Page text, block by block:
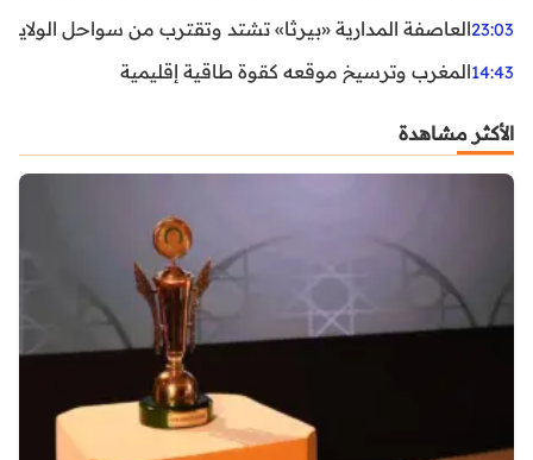
23:03العاصفة المدارية «بيرثا» تشتد وتقترب من سواحل
14:43المغرب وترسيخ موقعه كقوة طاقية إقليمية
الأكثر مشاهدة